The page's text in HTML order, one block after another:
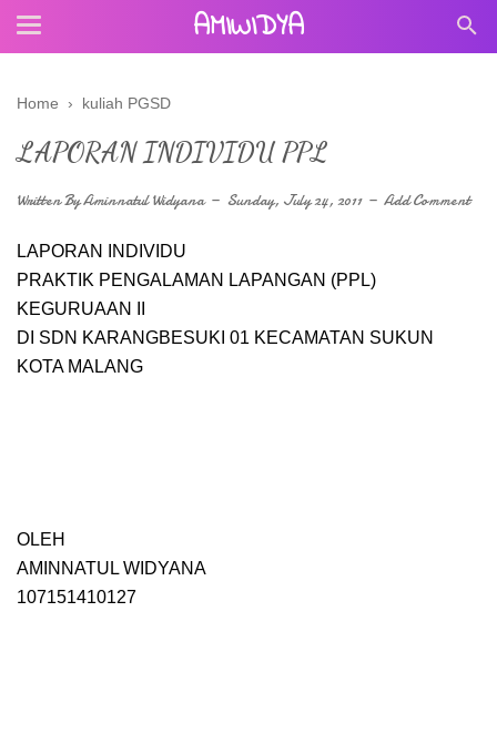
AMIWIDYA
Home › kuliah PGSD
LAPORAN INDIVIDU PPL
Written ByAminnatul Widyana Sunday, July 24, 2011 Add Comment
LAPORAN INDIVIDU
PRAKTIK PENGALAMAN LAPANGAN (PPL)
KEGURUAAN II
DI SDN KARANGBESUKI 01 KECAMATAN SUKUN
KOTA MALANG
OLEH
AMINNATUL WIDYANA
107151410127